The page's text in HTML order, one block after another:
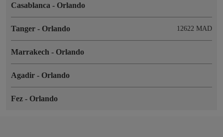
Casablanca - Orlando
Tanger - Orlando 12622 MAD
Marrakech - Orlando
Agadir - Orlando
Fez - Orlando